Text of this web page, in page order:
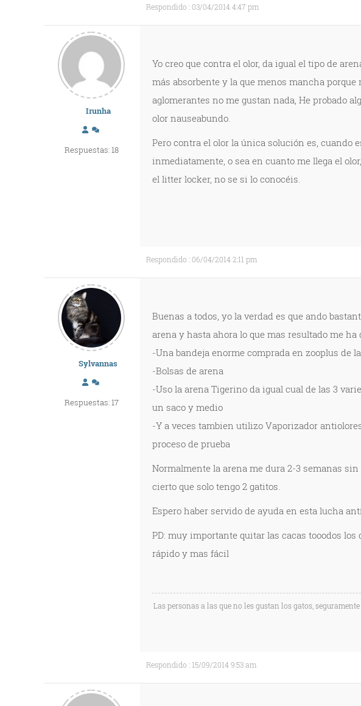
Respondido : 03/04/2014 4:47 pm
Irunha
Respuestas: 18
Yo creo que contra el olor, da igual el tipo de
más absorbente y la que menos mancha
aglomerantes no me gustan nada, He probado
olor nauseabundo.
Pero contra el olor la única solución es, cuando
inmediatamente, o sea en cuanto me llega el
el litter locker, no se si lo conocéis.
Respondido : 06/04/2014 2:11 pm
Sylvannas
Respuestas: 17
Buenas a todos, yo la verdad es que ando
arena y hasta ahora lo que mas resultado me ha
-Una bandeja enorme comprada en zooplus de
-Bolsas de arena
-Uso la arena Tigerino da igual cual de las 3
un saco y medio
-Y a veces tambien utilizo Vaporizador
proceso de prueba
Normalmente la arena me dura 2-3 semanas
cierto que solo tengo 2 gatitos.
Espero haber servido de ayuda en esta lucha
PD: muy importante quitar las cacas tooodos
rápido y mas fácil
Las personas a las que no les gustan los gatos,
Respondido : 15/09/2014 9:53 am